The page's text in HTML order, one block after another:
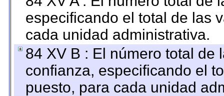
especificando el total de las
cada unidad administrativa.
84 XV B : El número total de
confianza, especificando el
puesto, para cada unidad